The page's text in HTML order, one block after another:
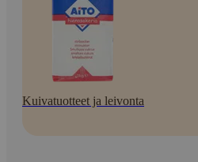
Kuivatuotteet ja leivonta